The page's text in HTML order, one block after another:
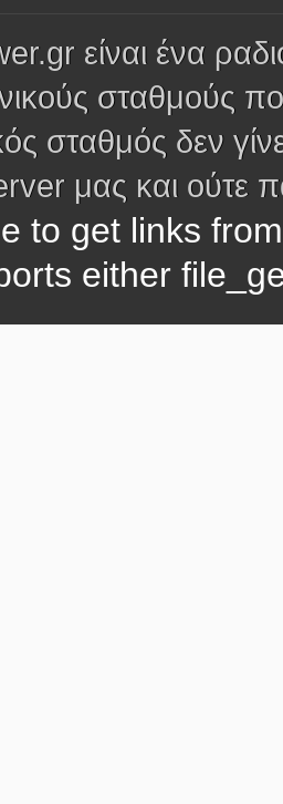
είναι ένα
σταθμούς
σταθμός δεν
μας και ούτε
to get links
either